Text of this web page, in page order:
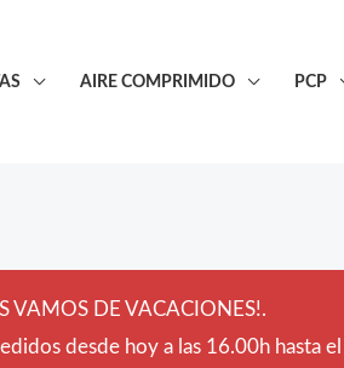
AIRE COMPRIMIDO PCP
VAMOS DE VACACIONES!.
desde hoy a las 16.00h hasta